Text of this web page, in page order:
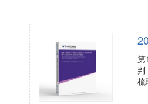
第
梳